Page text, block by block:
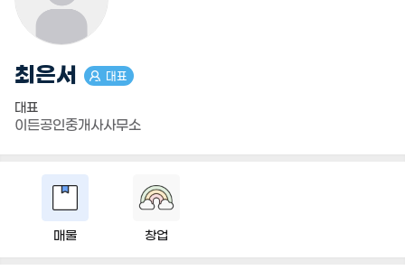
최은서 대표
대표
이든공인중개사사무소
매물 창업